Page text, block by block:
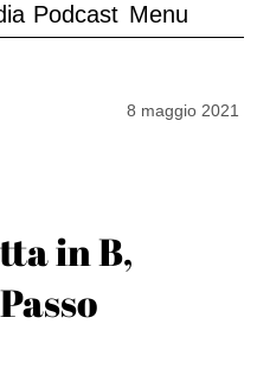
Podcast Menu
8 maggio 2021
in B,